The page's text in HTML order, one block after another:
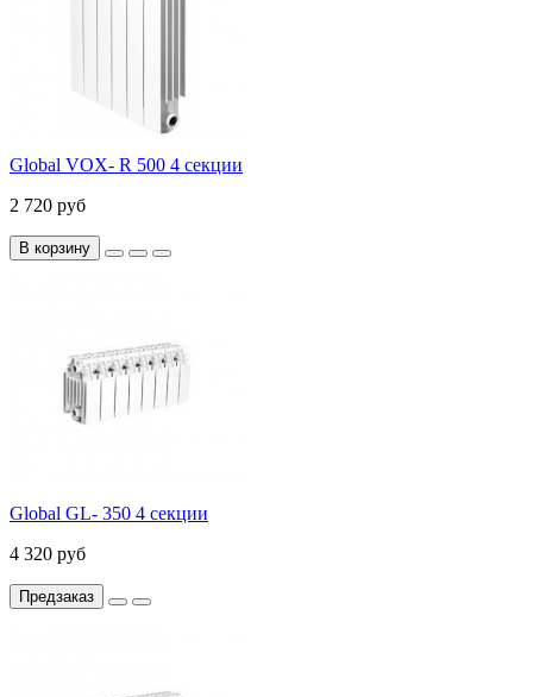
Global VOX- R 500 4 секции
2 720 руб
В корзину
Global GL- 350 4 секции
4 320 руб
Предзаказ